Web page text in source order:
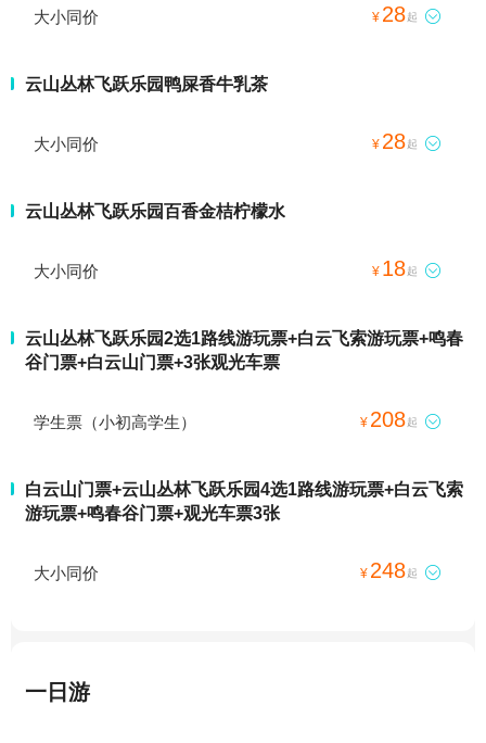
大小同价 ¥ 28起 
云山丛林飞跃乐园鸭屎香牛乳茶
大小同价 ¥ 28起 
云山丛林飞跃乐园百香金桔柠檬水
大小同价 ¥ 18起 
云山丛林飞跃乐园2选1路线游玩票+白云飞索游玩票+鸣春
谷门票+白云山门票+3张观光车票
学生票（小初高学生） ¥ 208起 
白云山门票+云山丛林飞跃乐园4选1路线游玩票+白云飞索
游玩票+鸣春谷门票+观光车票3张
大小同价 ¥ 248起 
一日游